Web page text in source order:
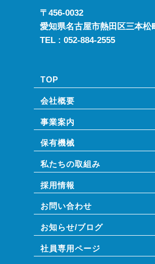
〒456-0032
愛知県名古屋市熱田区三本松
TEL : 052-884-2555
TOP
会社概要
事業案内
保有機械
私たちの取組み
採用情報
お問い合わせ
お知らせ/ブログ
社員専⽤ページ